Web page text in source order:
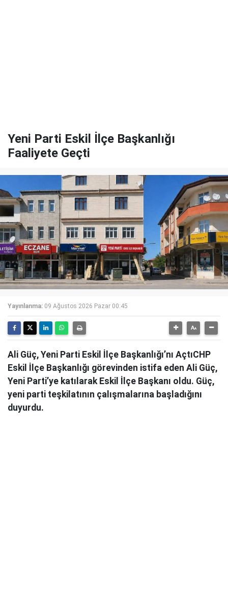
Yeni Parti Eskil İlçe Başkanlığı
Faaliyete Geçti
Yayınlanma: 09 Ağustos 2026 Pazar 00:45
Ali Güç, Yeni Parti Eskil İlçe Başkanlığı’nı AçtıCHP
Eskil İlçe Başkanlığı görevinden istifa eden Ali Güç,
Yeni Parti’ye katılarak Eskil İlçe Başkanı oldu. Güç,
yeni parti teşkilatının çalışmalarına başladığını
duyurdu.